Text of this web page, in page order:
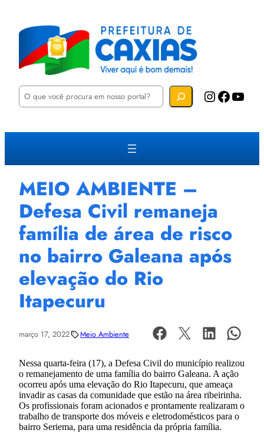
P
u
a
Instagram Facebook YouTube
MEIO AMBIENTE –
Defesa Civil remaneja
família de área de risco
no bairro Galeana após
elevação do Rio
Itapecuru
março 17, 2022 Meio Ambiente
Nessa quarta-feira (17), a Defesa Civil do município realizou
o remanejamento de uma família do bairro Galeana. A ação
ocorreu após uma elevação do Rio Itapecuru, que ameaça
invadir as casas da comunidade que estão na área ribeirinha.
Os profissionais foram acionados e prontamente realizaram o
trabalho de transporte dos móveis e eletrodomésticos para o
bairro Seriema, para uma residência da própria família.